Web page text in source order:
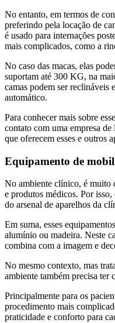
No entanto, em termos de
preferindo pela locação de
é usado para internações
mais complicados, como a
No caso das macas, elas
suportam até 300 KG, na
camas podem ser reclináveis
automático.
Para conhecer mais sobre
contato com uma empresa
que oferecem esses e outros
Equipamento de
No ambiente clínico, é muito
e produtos médicos. Por
do arsenal de aparelhos da
Em suma, esses
alumínio ou madeira. Neste
combina com a imagem e
No mesmo contexto, mas
ambiente também precisa ter
Principalmente para os
procedimento mais
praticidade e conforto para